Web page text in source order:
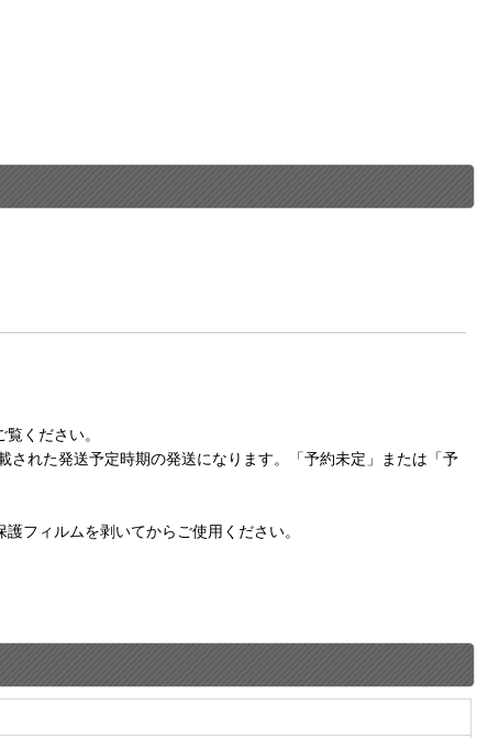
覧ください。
れた発送予定時期の発送になります。「予約未定」または「予
フィルムを剥いてからご使用ください。